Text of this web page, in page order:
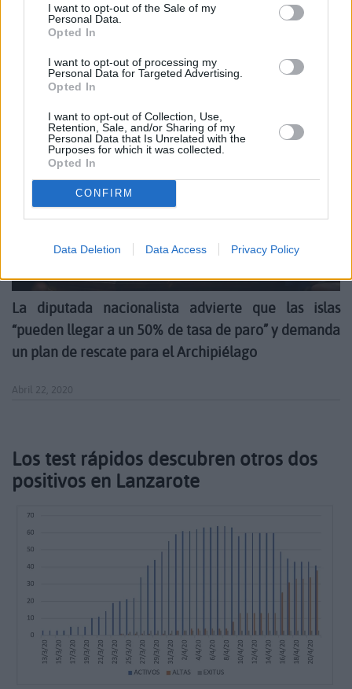
I want to opt-out of the Sale of my
Personal Data.
Opted In
I want to opt-out of processing my
Personal Data for Targeted Advertising.
Opted In
I want to opt-out of Collection, Use,
Retention, Sale, and/or Sharing of my
Personal Data that Is Unrelated with the
Purposes for which it was collected.
Opted In
CONFIRM
Data Deletion Data Access Privacy Policy
Oramas exige a Sánchez inversiones y
planes específicos para Canarias
La diputada nacionalista advierte que las islas
“pueden llegar a un 50% de tasa de paro” y demanda
un plan de rescate para el Archipiélago
Abril 22, 2020
Los test rápidos descubren otros dos
positivos en Lanzarote